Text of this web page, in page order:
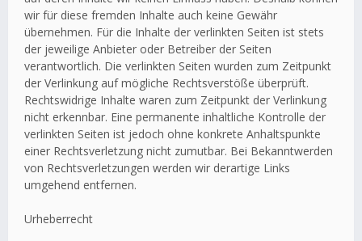
wir für diese fremden Inhalte auch keine Gewähr
übernehmen. Für die Inhalte der verlinkten Seiten ist stets
der jeweilige Anbieter oder Betreiber der Seiten
verantwortlich. Die verlinkten Seiten wurden zum Zeitpunkt
der Verlinkung auf mögliche Rechtsverstöße überprüft.
Rechtswidrige Inhalte waren zum Zeitpunkt der Verlinkung
nicht erkennbar. Eine permanente inhaltliche Kontrolle der
verlinkten Seiten ist jedoch ohne konkrete Anhaltspunkte
einer Rechtsverletzung nicht zumutbar. Bei Bekanntwerden
von Rechtsverletzungen werden wir derartige Links
umgehend entfernen.
Urheberrecht